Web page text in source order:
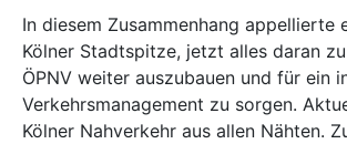
In diesem Zusammenhang appellierte
Kölner Stadtspitze, jetzt alles daran
ÖPNV weiter auszubauen und für ein
Verkehrsmanagement zu sorgen.
Kölner Nahverkehr aus allen Nähten.